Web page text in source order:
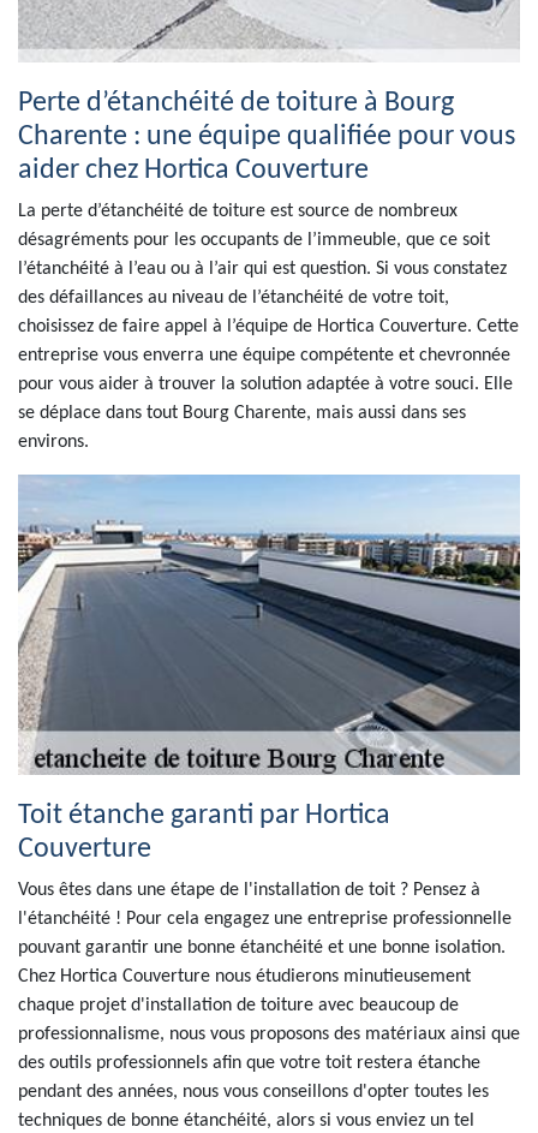
Perte d’étanchéité de toiture à Bourg
Charente : une équipe qualifiée pour vous
aider chez Hortica Couverture
La perte d’étanchéité de toiture est source de nombreux
désagréments pour les occupants de l’immeuble, que ce soit
l’étanchéité à l’eau ou à l’air qui est question. Si vous constatez
des défaillances au niveau de l’étanchéité de votre toit,
choisissez de faire appel à l’équipe de Hortica Couverture. Cette
entreprise vous enverra une équipe compétente et chevronnée
pour vous aider à trouver la solution adaptée à votre souci. Elle
se déplace dans tout Bourg Charente, mais aussi dans ses
environs.
Toit étanche garanti par Hortica
Couverture
Vous êtes dans une étape de l'installation de toit ? Pensez à
l'étanchéité ! Pour cela engagez une entreprise professionnelle
pouvant garantir une bonne étanchéité et une bonne isolation.
Chez Hortica Couverture nous étudierons minutieusement
chaque projet d'installation de toiture avec beaucoup de
professionnalisme, nous vous proposons des matériaux ainsi que
des outils professionnels afin que votre toit restera étanche
pendant des années, nous vous conseillons d'opter toutes les
techniques de bonne étanchéité, alors si vous enviez un tel